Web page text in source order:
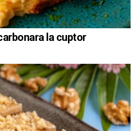
la cuptor